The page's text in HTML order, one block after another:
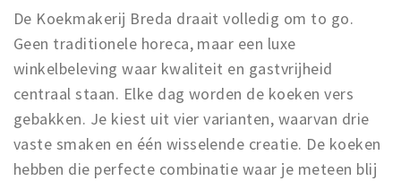
Baroniepoorten
Sport
Inloggen
De Koekmakerij Breda draait volledig om to go.
Geen traditionele horeca, maar een luxe
winkelbeleving waar kwaliteit en gastvrijheid
centraal staan. Elke dag worden de koeken vers
gebakken. Je kiest uit vier varianten, waarvan drie
vaste smaken en één wisselende creatie. De koeken
hebben die perfecte combinatie waar je meteen blij